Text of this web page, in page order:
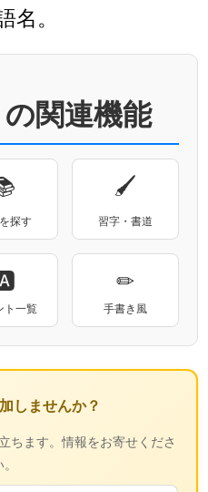
名。
関連機能
探す
🖌
習字・書道
ト一覧
✏
手書き風
しませんか？
ちます。情報をお寄せくださ